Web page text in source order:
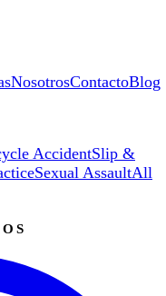
NosotrosContactoBlog
AccidentSlip &
Sexual AssaultAll